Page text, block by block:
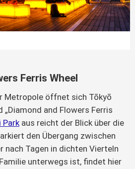
Ferris Wheel
Metropole öffnet sich Tōkyō
„Diamond and Flowers Ferris
Parkaus reicht der Blick über die
den Übergang zwischen
nach Tagen in dichten Vierteln
unterwegs ist, findet hier